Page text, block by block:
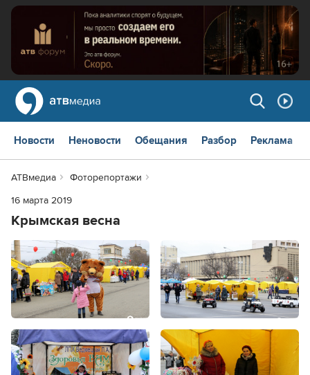
Новости Неновости Обещания Разбор Реклама
АТВмедиа
Фоторепортажи
16 марта 2019
Крымская весна